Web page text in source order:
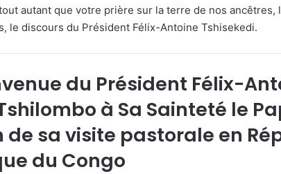
autant que votre prière sur la terre de nos ancêtres,
le discours du Président Félix-Antoine Tshisekedi.
du Président Félix-
à Sa Sainteté le
de sa visite pastorale en
du Congo